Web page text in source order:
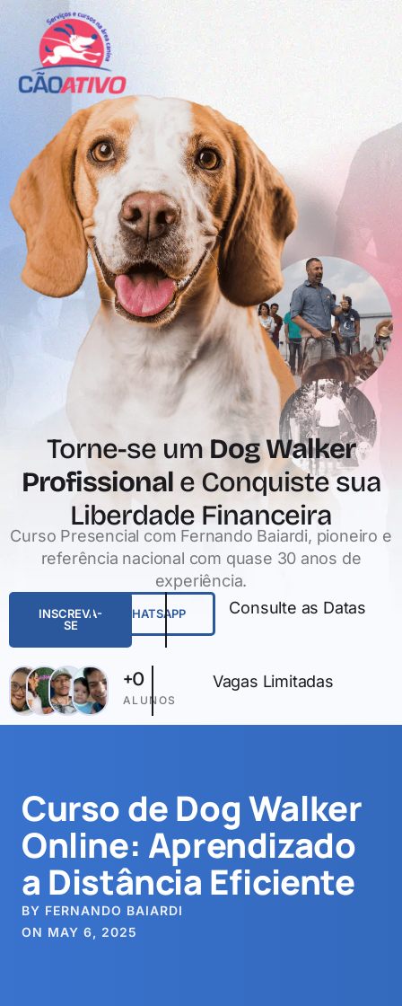
Torne-se umDog Walker
Profissional e Conquiste sua
Liberdade Financeira
Curso Presencial com Fernando Baiardi, pioneiro e
referência nacional com quase 30 anos de
experiência.
INSCREVA-
SE
WHATSAPP Consulte as Datas
ALUNOS
+0 Vagas Limitadas
Curso de Dog Walker
Online: Aprendizado
a Distância Eficiente
BY FERNANDO BAIARDI
ON MAY 6, 2025